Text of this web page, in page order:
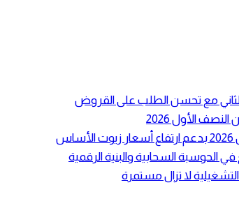
الثاني مع تحسن الطلب على القروض